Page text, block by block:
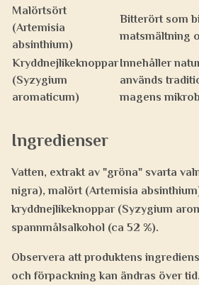
Malörtsört
(Artemisia
absinthium)
Bitterört som
matsmältning
Kryddnejlikeknoppar
(Syzygium
aromaticum)
Innehåller
används
magens
Ingredienser
Vatten, extrakt av "gröna" svarta
nigra), malört (Artemisia
kryddnejlikeknoppar (Syzygium
spannmålsalkohol (ca 52 %).
Observera att produktens
och förpackning kan ändras över